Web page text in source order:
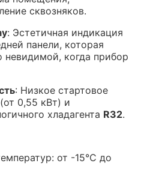
сквозняков.
: Эстетичная индикация
панели, которая
невидимой, когда прибор
: Низкое стартовое
0,55 кВт) и
хладагента R32.
от -15°C до